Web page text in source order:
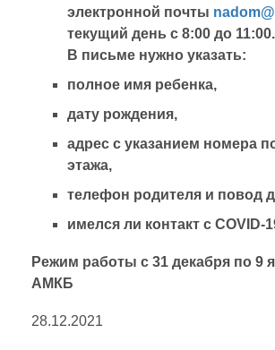
электронной почты
текущий день с 8:00 до 11:00.
В письме нужно указать:
полное имя ребенка,
дату рождения,
адрес с указанием номера
этажа,
телефон родителя и повод
имелся ли контакт с COVID-
Режим работы с 31 декабря по 9
АМКБ
28.12.2021